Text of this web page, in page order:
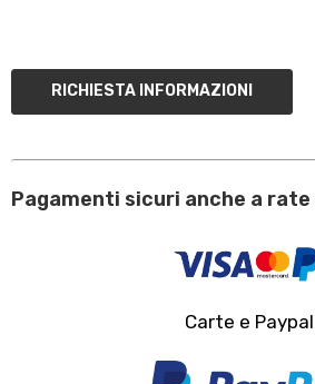
RICHIESTA INFORMAZIONI
Pagamenti sicuri anche a
Carte e Paypal